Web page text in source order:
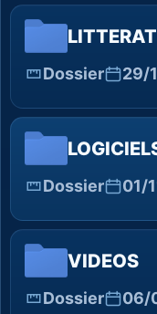
Dossier 29/
Dossier 01/
VIDEOS
Dossier 06/